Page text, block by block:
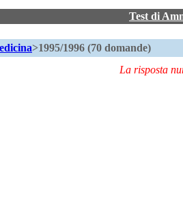
Test di
>1995/1996 (70 domande)
La risposta